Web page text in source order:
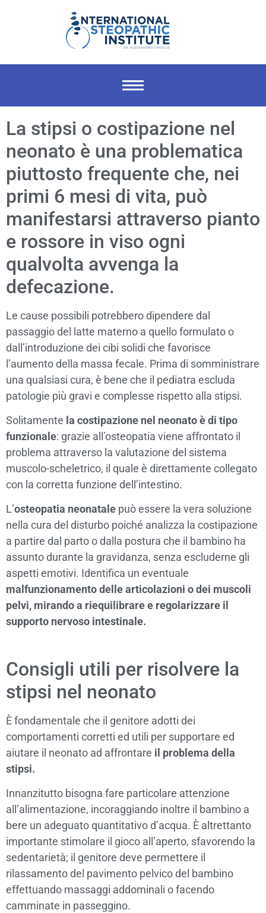
La stipsi o costipazione nel
neonato è una problematica
piuttosto frequente che, nei
primi 6 mesi di vita, può
manifestarsi attraverso pianto
e rossore in viso ogni
qualvolta avvenga la
defecazione.
Le cause possibili potrebbero dipendere dal
passaggio del latte materno a quello formulato o
dall’introduzione dei cibi solidi che favorisce
l’aumento della massa fecale. Prima di somministrare
una qualsiasi cura, è bene che il pediatra escluda
patologie più gravi e complesse rispetto alla stipsi.
Solitamente la costipazione nel neonato è di tipo
funzionale: grazie all’osteopatia viene affrontato il
problema attraverso la valutazione del sistema
muscolo-scheletrico, il quale è direttamente collegato
con la corretta funzione dell’intestino.
L’osteopatia neonatale può essere la vera soluzione
nella cura del disturbo poiché analizza la costipazione
a partire dal parto o dalla postura che il bambino ha
assunto durante la gravidanza, senza escluderne gli
aspetti emotivi. Identifica un eventuale
malfunzionamento delle articolazioni o dei muscoli
pelvi, mirando a riequilibrare e regolarizzare il
supporto nervoso intestinale.
Consigli utili per risolvere la
stipsi nel neonato
È fondamentale che il genitore adotti dei
comportamenti corretti ed utili per supportare ed
aiutare il neonato ad affrontare il problema della
stipsi.
Innanzitutto bisogna fare particolare attenzione
all’alimentazione, incoraggiando inoltre il bambino a
bere un adeguato quantitativo d’acqua. È altrettanto
importante stimolare il gioco all’aperto, sfavorendo la
sedentarietà; il genitore deve permettere il
rilassamento del pavimento pelvico del bambino
effettuando massaggi addominali o facendo
camminate in passeggino.